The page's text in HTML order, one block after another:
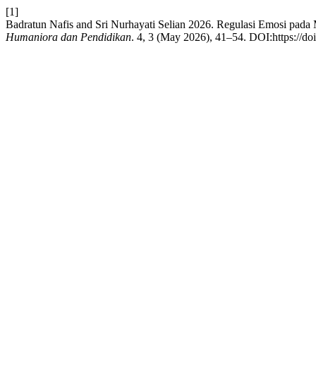
[1]
Badratun Nafis and Sri Nurhayati Selian 2026. Regulasi Emosi
Humaniora dan Pendidikan. 4, 3 (May 2026), 41–54. DOI:https://